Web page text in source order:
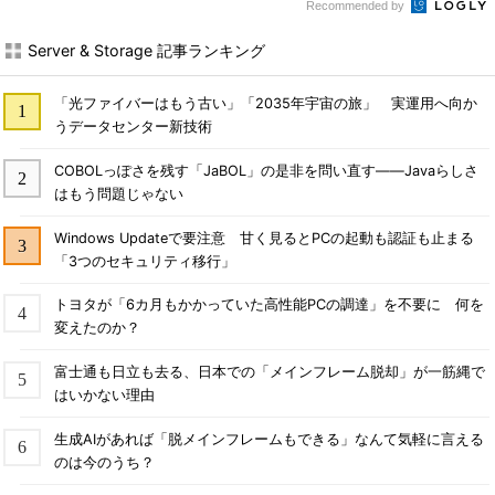
Recommended by
Server & Storage 記事ランキング
「光ファイバーはもう古い」「2035年宇宙の旅」 実運用へ向か
うデータセンター新技術
COBOLっぽさを残す「JaBOL」の是非を問い直す――Javaらしさ
はもう問題じゃない
Windows Updateで要注意 甘く見るとPCの起動も認証も止まる
「3つのセキュリティ移行」
トヨタが「6カ月もかかっていた高性能PCの調達」を不要に 何を
変えたのか？
富士通も日立も去る、日本での「メインフレーム脱却」が一筋縄で
はいかない理由
生成AIがあれば「脱メインフレームもできる」なんて気軽に言える
のは今のうち？